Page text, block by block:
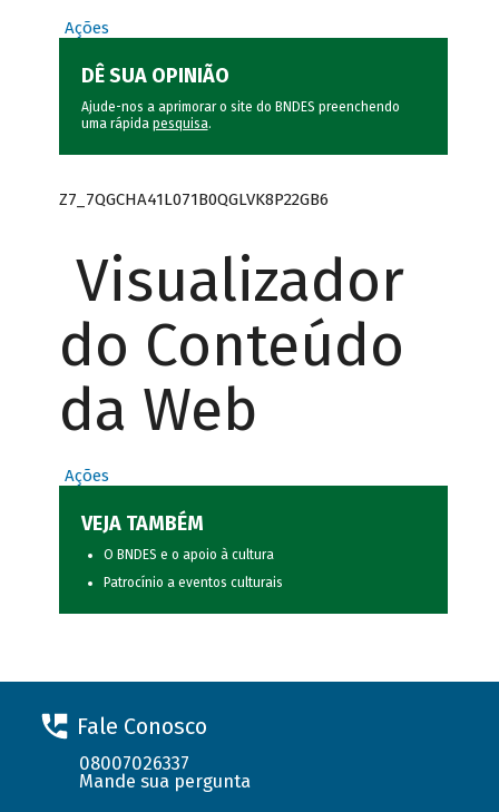
Ações
DÊ SUA OPINIÃO
Ajude-nos a aprimorar o site do BNDES preenchendo
uma rápida pesquisa.
Z7_7QGCHA41L071B0QGLVK8P22GB6
Visualizador
do Conteúdo
da Web
Ações
VEJA TAMBÉM
O BNDES e o apoio à cultura
Patrocínio a eventos culturais
Fale Conosco
08007026337
Mande sua pergunta